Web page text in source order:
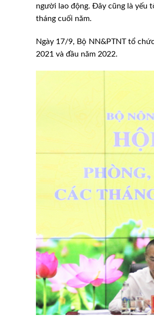
người lao động. Đây cũng là yếu
tháng cuối năm.
Ngày 17/9, Bộ NN&PTNT tổ
2021 và đầu năm 2022.